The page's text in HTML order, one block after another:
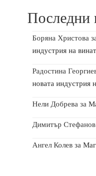
Последни
Боряна Христова
индустрия на
Радостина
новата индустрия
Нели Добрева за
Димитър Стефанов
Ангел Колев за